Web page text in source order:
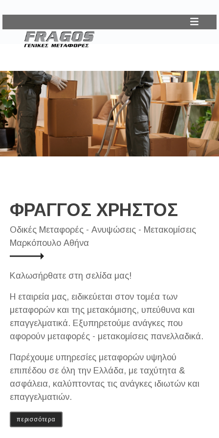
ΦΡΑΓΓΟΣ ΧΡΗΣΤΟΣ
Οδικές Μεταφορές - Ανυψώσεις - Μετακομίσεις
Μαρκόπουλο Αθήνα
Καλωσήρθατε στη σελίδα μας!
H εταιρεία μας, ειδικεύεται στον τομέα των
μεταφορών και της μετακόμισης, υπεύθυνα και
επαγγελματικά. Εξυπηρετούμε ανάγκες που
αφορούν μεταφορές - μετακομίσεις πανελλαδικά.
Παρέχουμε υπηρεσίες μεταφορών υψηλού
επιπέδου σε όλη την Ελλάδα, με ταχύτητα &
ασφάλεια, καλύπτοντας τις ανάγκες ιδιωτών και
επαγγελματιών.
περισσότερα